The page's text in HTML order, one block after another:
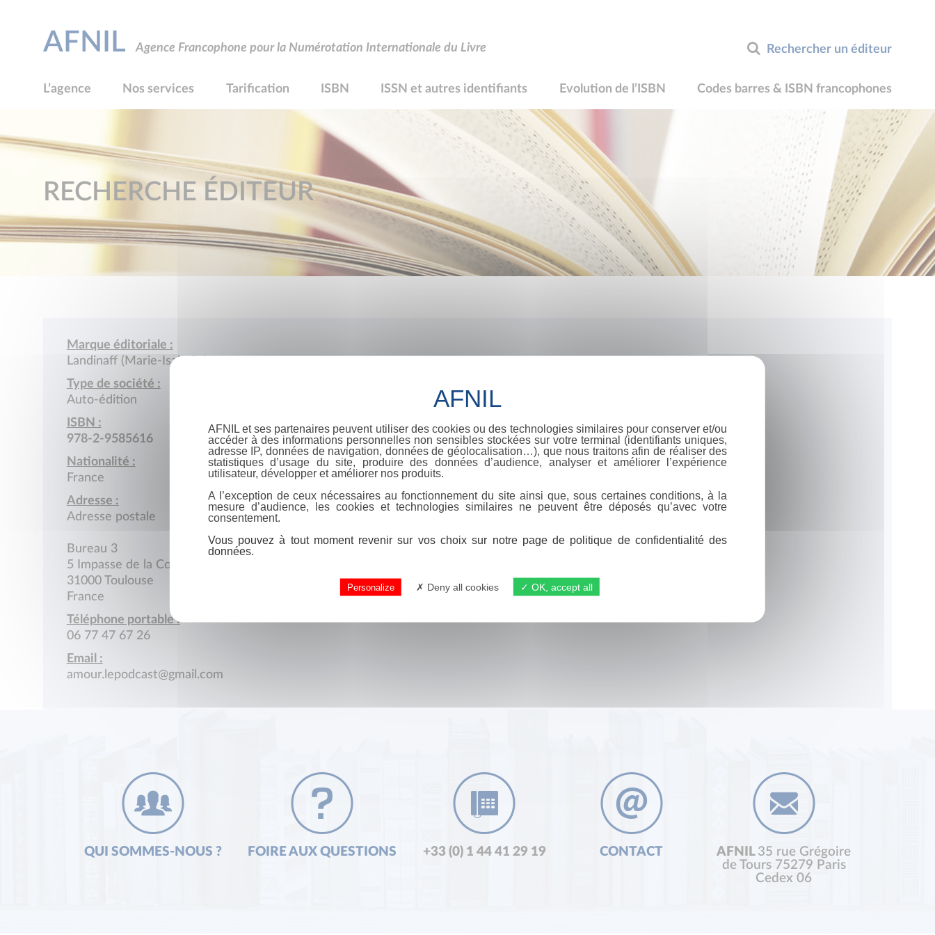
Rechercher un éditeur
AFNIL Agence Francophone pour la Numérotation Internationale du Livre
L’agence Nos services Tarification ISBN ISSN et autres identifiants Evolution de l’ISBN Codes barres & ISBN francophones
RECHERCHE ÉDITEUR
Marque éditoriale :
Landinaff (Marie-Isabelle)
Type de société :
Auto-édition
ISBN :
978-2-9585616
Nationalité :
France
Adresse :
Adresse postale
Bureau 3
5 Impasse de la Colombette
31000 Toulouse
France
Téléphone portable :
06 77 47 67 26
Email :
amour.lepodcast@gmail.com
QUI SOMMES-NOUS ? FOIRE AUX QUESTIONS +33 (0) 1 44 41 29 19 CONTACT AFNIL 35 rue Grégoire
de Tours 75279 Paris
Cedex 06
AFNIL et ses partenaires peuvent utiliser des cookies ou des technologies similaires pour conserver et/ou
accéder à des informations personnelles non sensibles stockées sur votre terminal (identifiants uniques,
adresse IP, données de navigation, données de géolocalisation…), que nous traitons afin de réaliser des
statistiques d’usage du site, produire des données d’audience, analyser et améliorer l’expérience
utilisateur, développer et améliorer nos produits.
A l’exception de ceux nécessaires au fonctionnement du site ainsi que, sous certaines conditions, à la
mesure d’audience, les cookies et technologies similaires ne peuvent être déposés qu’avec votre
consentement.
Vous pouvez à tout moment revenir sur vos choix sur notre page de politique de confidentialité des
données.
Personalize Deny all cookies OK, accept all